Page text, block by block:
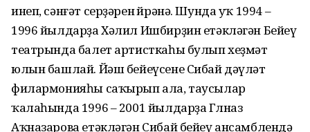
инеп, сәнғәт серҙәрен өйрәнә. Шунда уҡ 1994 –
1996 йылдарҙа Хәлил Ишбирҙин етәкләгән Бейеү
театрында балет артисткаһы булып хеҙмәт
юлын башлай. Йәш бейеүсене Сибай дәүләт
филар­монияһы саҡырып ала, таусылар
ҡалаһында 1996 – 2001 йылдарҙа Гөлназ
Аҡназарова етәкләгән Сибай бейеү ансамблендә